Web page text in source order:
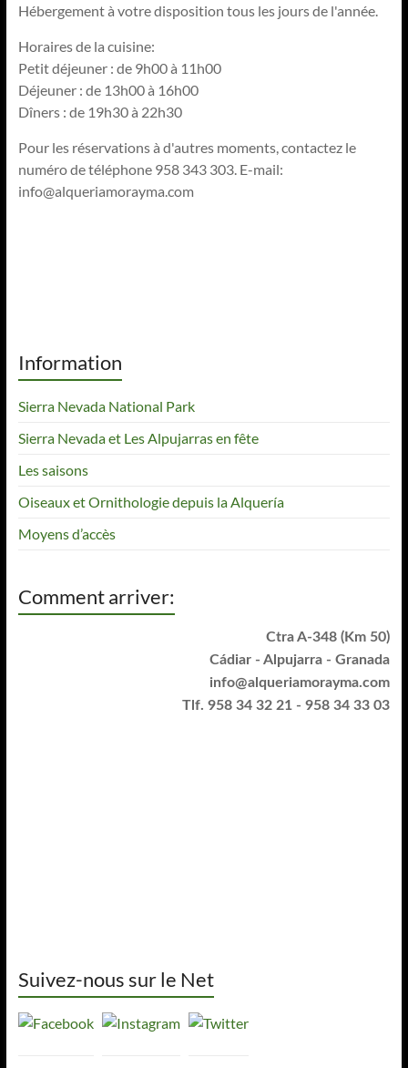
Hébergement à votre disposition tous les jours de l'année.
Horaires de la cuisine:
Petit déjeuner : de 9h00 à 11h00
Déjeuner : de 13h00 à 16h00
Dîners : de 19h30 à 22h30
Pour les réservations à d'autres moments, contactez le
numéro de téléphone 958 343 303. E-mail:
info@alqueriamorayma.com
Information
Sierra Nevada National Park
Sierra Nevada et Les Alpujarras en fête
Les saisons
Oiseaux et Ornithologie depuis la Alquería
Moyens d’accès
Comment arriver:
Ctra A-348 (Km 50)
Cádiar - Alpujarra - Granada
info@alqueriamorayma.com
Tlf. 958 34 32 21 - 958 34 33 03
Suivez-nous sur le Net